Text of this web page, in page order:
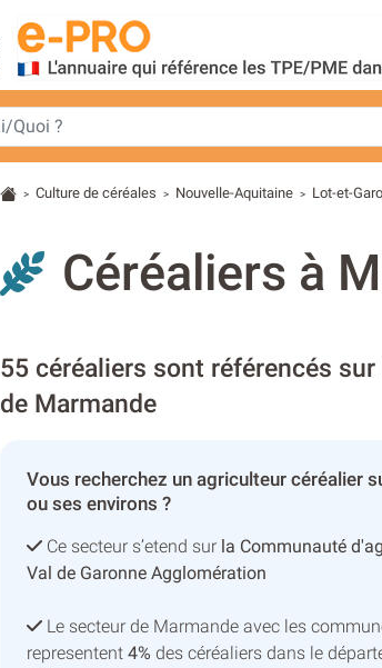
> Culture de céréales > Nouvelle-Aquitaine > Lot-et-
Céréaliers à
55 céréaliers sont référencés
de Marmande
Vous recherchez un agriculteur céréalier
ou ses environs ?
Ce secteur s’etend sur la Communauté
Val de Garonne Agglomération
Le secteur de Marmande avec les
representent 4% des céréaliers dans le